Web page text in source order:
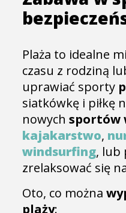
Plaża to idealne
czasu z rodziną
uprawiać sporty
siatkówkę i piłkę
nowychsportów
kajakarstwo,
windsurfing, lub
zrelaksować się
Oto, co można
plaży: